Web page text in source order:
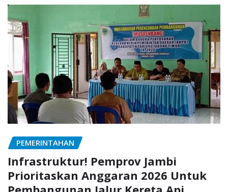
PEMERINTAHAN
Infrastruktur! Pemprov Jambi
Prioritaskan Anggaran 2026 Untuk